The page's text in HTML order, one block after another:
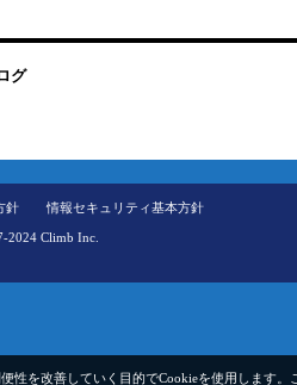
グ
針 情報セキュリティ基本方針
2024 Climb Inc.
性を改善していく目的でCookieを使用します。